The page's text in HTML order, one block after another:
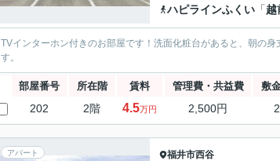
ハピラインふくい 「越
TVインターホン付きのお部屋です！洗面化粧台があると、朝の
す。
部屋番号 所在階 賃料 管理費・共益費 敷
202 2階 4.5万円 2,500円
アパート 福井市西谷